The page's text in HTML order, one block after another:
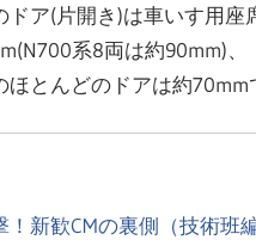
ア(片開き)は車いす用座
系8両は約90mm)、
ほとんどのドアは約70mm
新歓CMの裏側（技術班編